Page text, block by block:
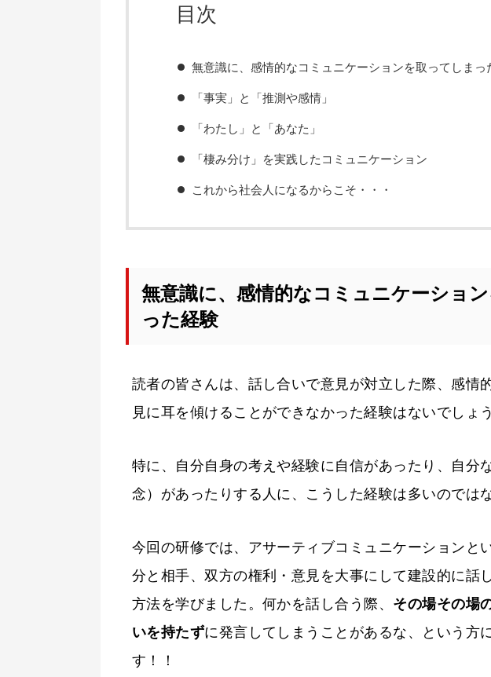
目次
無意識に、感情的なコミュニケーションを取ってしまっ
「事実」と「推測や感情」
「わたし」と「あなた」
「棲み分け」を実践したコミュニケーション
これから社会人になるからこそ・・・
無意識に、感情的なコミュニケーショ
った経験
読者の皆さんは、話し合いで意見が対立した際、感情
見に耳を傾けることができなかった経験はないでしょ
特に、自分自身の考えや経験に自信があったり、自分
念）があったりする人に、こうした経験は多いのでは
今回の研修では、アサーティブコミュニケーションと
分と相手、双方の権利・意見を大事にして建設的に話
方法を学びました。何かを話し合う際、 その場その場
いを持たずに発言してしまうことがあるな、という方
す！！